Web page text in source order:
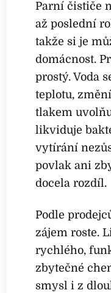
Parní čističe
až poslední
takže si je
domácnost.
prostý. Voda
teplotu,
tlakem
likviduje
vytírání
povlak ani
docela rozdíl.
Podle
zájem roste.
rychlého,
zbytečné
smysl i z